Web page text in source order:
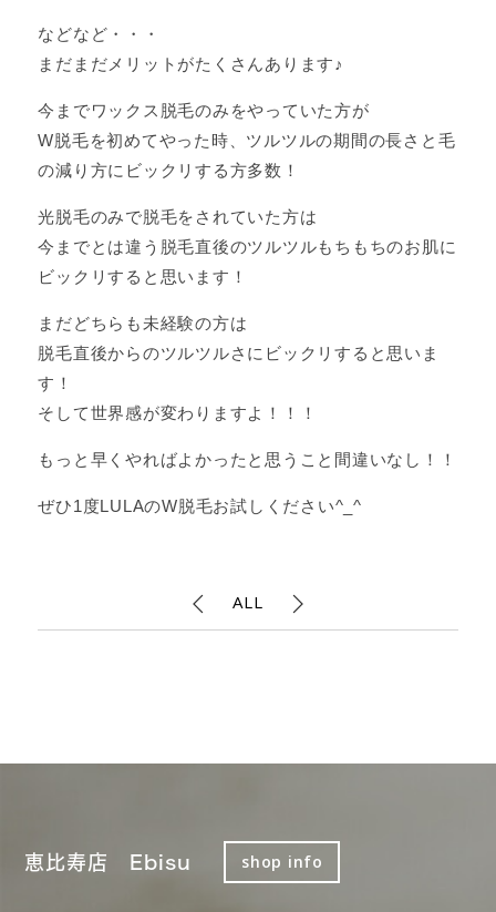
などなど・・・
まだまだメリットがたくさんあります♪
今までワックス脱毛のみをやっていた方が
W脱毛を初めてやった時、ツルツルの期間の長さと毛
の減り方にビックリする方多数！
光脱毛のみで脱毛をされていた方は
今までとは違う脱毛直後のツルツルもちもちのお肌に
ビックリすると思います！
まだどちらも未経験の方は
脱毛直後からのツルツルさにビックリすると思いま
す！
そして世界感が変わりますよ！！！
もっと早くやればよかったと思うこと間違いなし！！
ぜひ1度LULAのW脱毛お試しください^_^
ALL
恵比寿店 Ebisu shop info